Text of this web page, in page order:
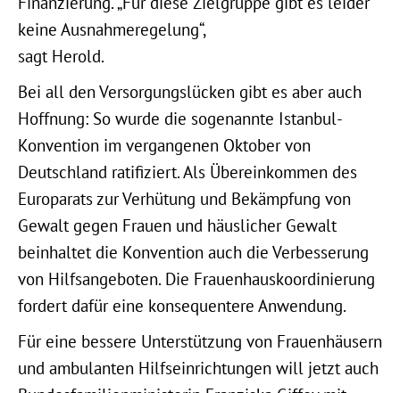
keine Ausnahmeregelung“,
sagt Herold.
Bei all den Versorgungslücken gibt es aber auch
Hoffnung: So wurde die sogenannte Istanbul-
Konvention im vergangenen Oktober von
Deutschland ratifiziert. Als Übereinkommen des
Europarats zur Verhütung und Bekämpfung von
Gewalt gegen Frauen und häuslicher Gewalt
beinhaltet die Konvention auch die Verbesserung
von Hilfsangeboten. Die Frauenhauskoordinierung
fordert dafür eine konsequentere Anwendung.
Für eine bessere Unterstützung von Frauenhäusern
und ambulanten Hilfseinrichtungen will jetzt auch